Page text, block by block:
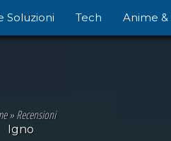
Soluzioni Tech Anime &
»Recensioni
Igno